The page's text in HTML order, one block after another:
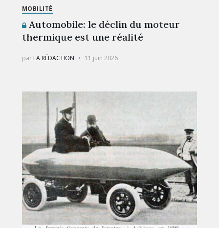
MOBILITÉ
Automobile: le déclin du moteur
thermique est une réalité
par LA RÉDACTION 11 juin 2026